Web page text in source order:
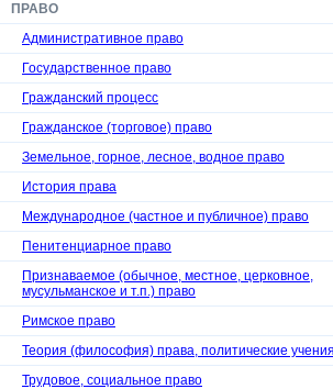
ПРАВО
Административное право
Государственное право
Гражданский процесс
Гражданское (торговое) право
Земельное, горное, лесное, водное право
История права
Международное (частное и публичное) право
Пенитенциарное право
Признаваемое (обычное, местное, церковное,
мусульманское и т.п.) право
Римское право
Теория (философия) права, политические учения
Трудовое, социальное право